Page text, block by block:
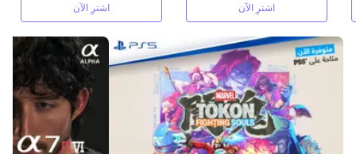
اشترِ الآن اشترِ الآن